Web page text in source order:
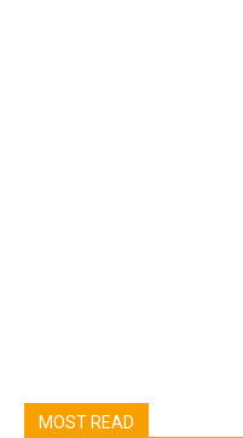
MOST READ